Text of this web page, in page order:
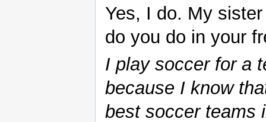
Yes, I do. My
do you do in your
I play soccer for a
because I know
best soccer teams